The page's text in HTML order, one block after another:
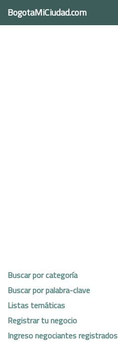
BogotaMiCiudad.com
Buscar por categoría
Buscar por palabra-clave
Listas temáticas
Registrar tu negocio
Ingreso negociantes registrados